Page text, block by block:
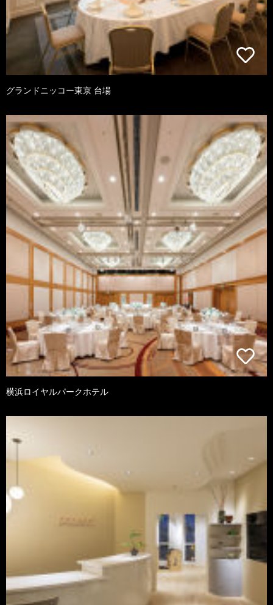
グランドニッコー東京 台場
横浜ロイヤルパークホテル